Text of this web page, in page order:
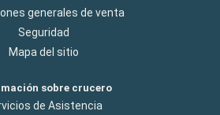
generales de venta
Seguridad
Mapa del sitio
sobre crucero
de Asistencia